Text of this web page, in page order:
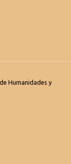
Humanidades y